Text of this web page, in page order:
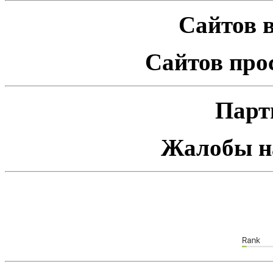
Сайтов
Сайтов
Жалобы